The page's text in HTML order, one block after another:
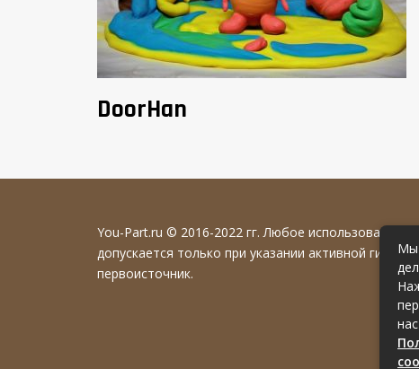
DoorHan
You-Part.ru © 2016-2022 гг. Любое использование
допускается только при указании активной
первоисточник.
Мы